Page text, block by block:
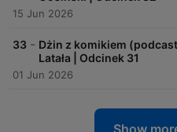
15 Jun 2026
33 - Dżin z komikiem
Latała | Odcinek 31
01 Jun 2026